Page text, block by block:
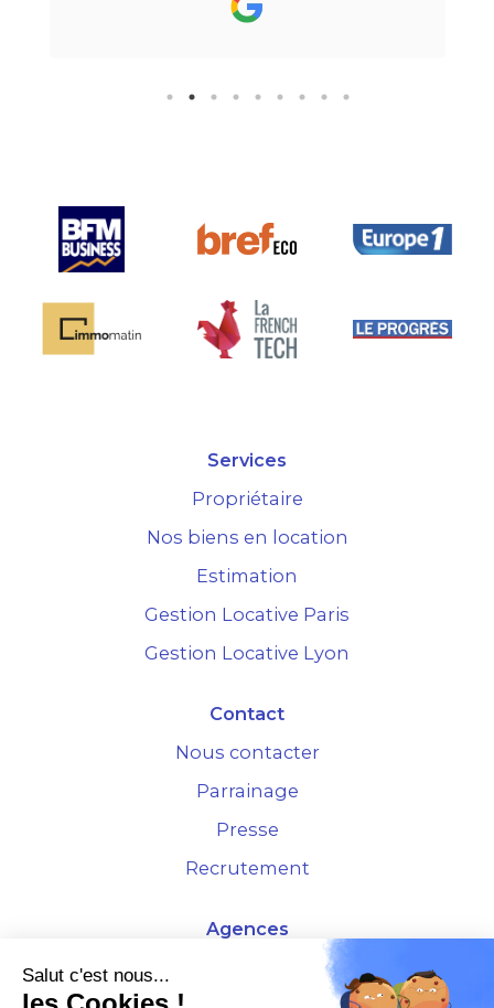
24h par email ou par
supplémentaire est très bien
Services
Propriétaire
Nos biens en location
Estimation
Gestion Locative Paris
Gestion Locative Lyon
Contact
Nous contacter
Parrainage
Presse
Recrutement
Agences
4 Rue de la Bourse - 69001 Lyon
Salut c'est nous...